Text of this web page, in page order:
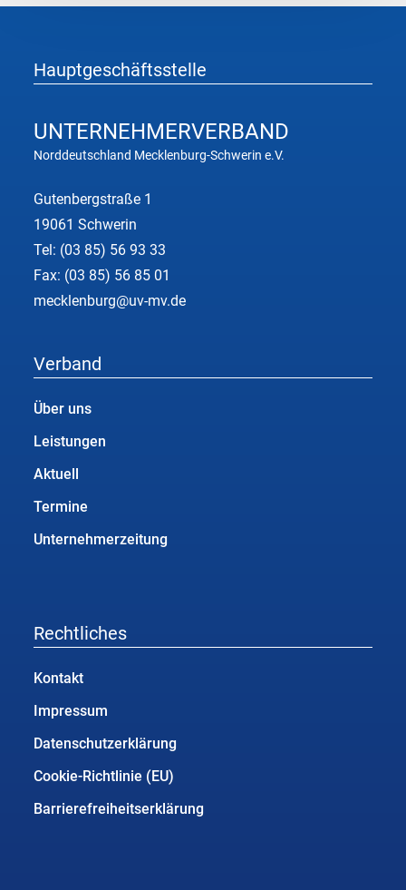
Hauptgeschäftsstelle
UNTERNEHMERVERBAND
Norddeutschland Mecklenburg-Schwerin e.V.
Gutenbergstraße 1
19061 Schwerin
Tel: (03 85) 56 93 33
Fax: (03 85) 56 85 01
mecklenburg@uv-mv.de
Verband
Über uns
Leistungen
Aktuell
Termine
Unternehmerzeitung
Rechtliches
Kontakt
Impressum
Datenschutzerklärung
Cookie-Richtlinie (EU)
Barrierefreiheitserklärung